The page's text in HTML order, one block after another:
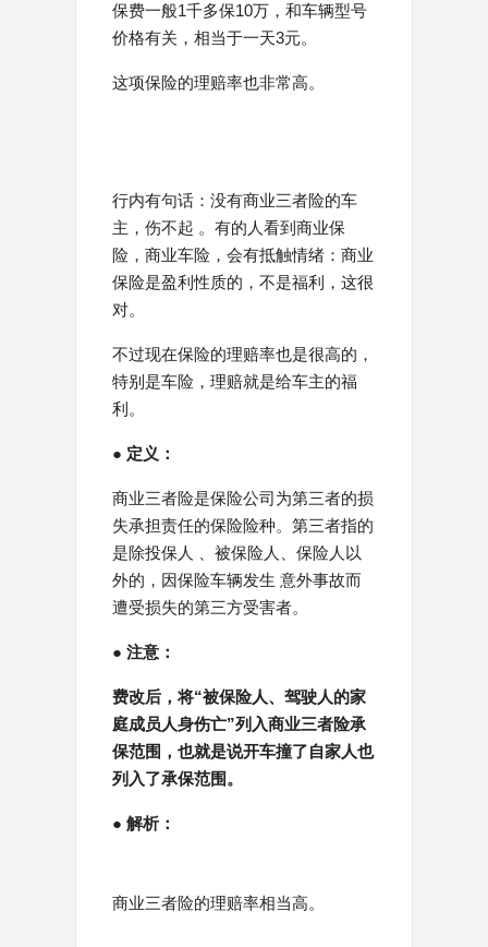
保费一般1千多保10万，和车辆型号
价格有关，相当于一天3元。
这项保险的理赔率也非常高。
行内有句话：没有商业三者险的车
主，伤不起 。有的人看到商业保
险，商业车险，会有抵触情绪：商业
保险是盈利性质的，不是福利，这很
对。
不过现在保险的理赔率也是很高的，
特别是车险，理赔就是给车主的福
利。
● 定义：
商业三者险是保险公司为第三者的损
失承担责任的保险险种。第三者指的
是除投保人 、被保险人、保险人以
外的，因保险车辆发生 意外事故而
遭受损失的第三方受害者。
● 注意：
费改后，将“被保险人、驾驶人的家
庭成员人身伤亡”列入商业三者险承
保范围，也就是说开车撞了自家人也
列入了承保范围。
● 解析：
商业三者险的理赔率相当高。